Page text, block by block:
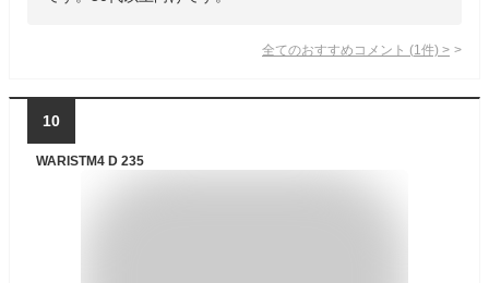
全てのおすすめコメント (1 件) >
10
WARISTM4 D 235